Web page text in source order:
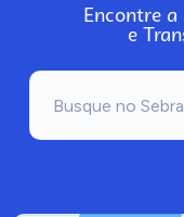
Encontre
e